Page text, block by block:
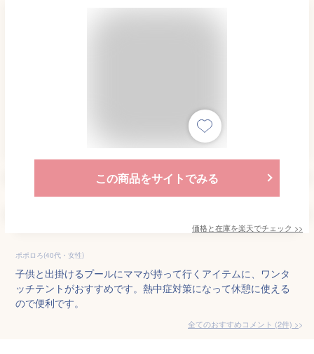
この商品をサイトでみる
価格と在庫を楽天でチェック >>
ポポロろ(40代・女性)
子供と出掛けるプールにママが持って行くアイテムに、ワンタ
ッチテントがおすすめです。熱中症対策になって休憩に使える
ので便利です。
全てのおすすめコメント (2件) >